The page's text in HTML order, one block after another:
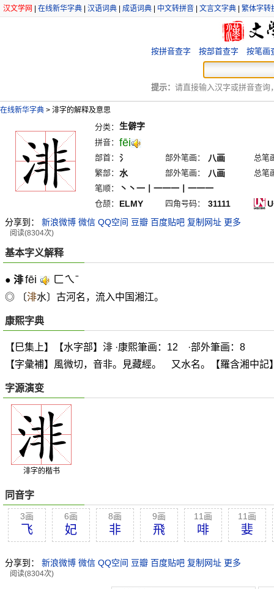
汉文学网 在线新华字典 汉语词典 成语词典 中文转拼音 文言文字典 繁体字转
按拼音查字 按部首查字 按笔画
提示： 请直接输入汉字或拼音查询
在线新华字典 > 渄字的解释及意思
分类： 生僻字
拼音： fēi
部首： 氵 部外笔画： 八画
总笔
繁部：
水 部外笔画： 八画
总笔
笔顺：
丶丶一丨一一一丨一一一
仓颉： ELMY 四角号码： 31111
分享到：
新浪微博 微信 QQ空间 豆瓣 百度贴吧 复制网址 更多
阅读(8304次)
基本字义解释
● 渄fēi ㄈㄟˉ
◎ 〔渄水〕古河名，流入中国湘江。
康熙字典
【巳集上】【水字部】渄 ·康熙筆画：12 ·部外筆画：8
【字彙補】風微切，音非。見藏經。 又水名。【羅含湘中記
字源演变
渄字的楷书
同音字
3画
飞
6画
妃
8画
非
9画
飛
11画
啡
11画
婓
分享到： 新浪微博 微信 QQ空间 豆瓣 百度贴吧 复制网址 更多
阅读(8304次)